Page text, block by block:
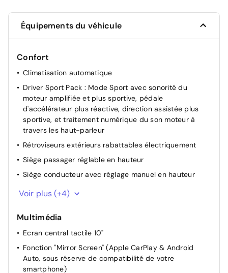
Équipements du véhicule
Confort
Climatisation automatique
Driver Sport Pack : Mode Sport avec sonorité du
moteur amplifiée et plus sportive, pédale
d'accélérateur plus réactive, direction assistée plus
sportive, et traitement numérique du son moteur à
travers les haut-parleur
Rétroviseurs extérieurs rabattables électriquement
Siège passager réglable en hauteur
Siège conducteur avec réglage manuel en hauteur
Lève-vitres AR électriques
Rétroviseur intérieur Jour / Nuit Electrochrome
Pochettes de rangement à l'AR des sièges AV
Voir plus (+4)
Multimédia
Ecran central tactile 10"
Fonction "Mirror Screen" (Apple CarPlay & Android
Auto, sous réserve de compatibilité de votre
smartphone)